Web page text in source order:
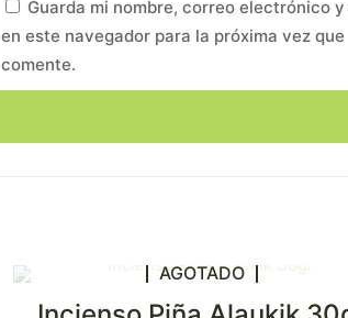
Guarda mi nombre, correo electrónico y
en este navegador para la próxima vez que
comente.
AGOTADO